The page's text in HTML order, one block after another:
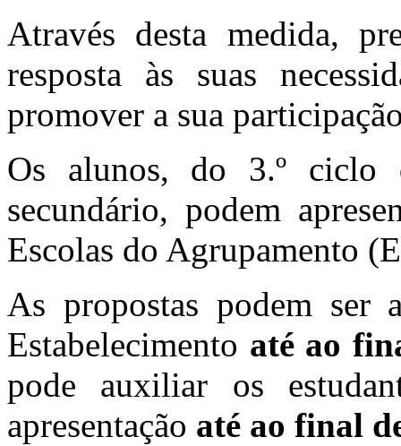
Através desta medida,
resposta às suas
promover a sua
Os alunos, do 3.º ciclo
secundário, podem
Escolas do Agrupamento
As propostas podem ser
Estabelecimento até ao
pode auxiliar os
apresentação até ao final